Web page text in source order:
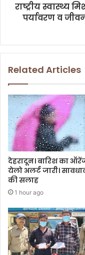
राष्ट्रीय स्वास्थ्य
पर्यावरण व
Related Articles
देहरादून। बारिश का
येलो अलर्ट जारी।
की सलाह
1 hour ago